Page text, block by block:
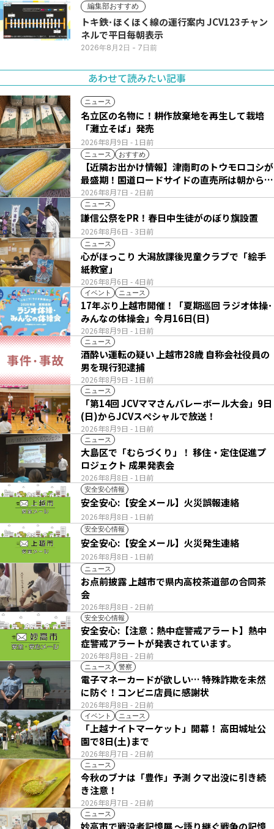
編集部おすすめ
トキ鉄･ほくほく線の運行案内 JCV123チャン
ネルで平日毎朝表示
2026年8月2日 - 7日前
あわせて読みたい記事
ニュース
2026年8月9日 - 1日前
名立区の名物に！耕作放棄地を再生して栽培
「灘立そば」発売
ニュース おすすめ
2026年8月7日 - 2日前
【近隣お出かけ情報】津南町のトウモロコシが
最盛期！国道ロードサイドの直売所は朝から長
い列
ニュース
2026年8月6日 - 3日前
謙信公祭をPR！春日中生徒がのぼり旗設置
ニュース
2026年8月6日 - 4日前
心がほっこり 大潟放課後児童クラブで「絵手
紙教室」
イベント ニュース
2026年8月9日 - 1日前
17年ぶり上越市開催！「夏期巡回 ラジオ体操･
みんなの体操会」今月16日(日)
ニュース
2026年8月9日 - 1日前
酒酔い運転の疑い 上越市28歳 自称会社役員の
男を現行犯逮捕
ニュース
2026年8月9日 - 1日前
「第14回 JCVママさんバレーボール大会」9日
(日)からJCVスペシャルで放送！
ニュース
2026年8月8日 - 1日前
大島区で「むらづくり」！ 移住・定住促進プ
ロジェクト 成果発表会
安全安心情報
2026年8月8日 - 1日前
安全安心:【安全メール】火災誤報連絡
安全安心情報
2026年8月8日 - 1日前
安全安心:【安全メール】火災発生連絡
ニュース
2026年8月8日 - 2日前
お点前披露 上越市で県内高校茶道部の合同茶
会
安全安心情報
2026年8月8日 - 2日前
安全安心:【注意：熱中症警戒アラート】熱中
症警戒アラートが発表されています。
ニュース 警察
2026年8月8日 - 2日前
電子マネーカードが欲しい… 特殊詐欺を未然
に防ぐ！コンビニ店員に感謝状
イベント ニュース
2026年8月7日 - 2日前
「上越ナイトマーケット」開幕！ 高田城址公
園で8日(土)まで
ニュース
2026年8月7日 - 2日前
今秋のブナは「豊作」予測 クマ出没に引き続
き注意！
ニュース